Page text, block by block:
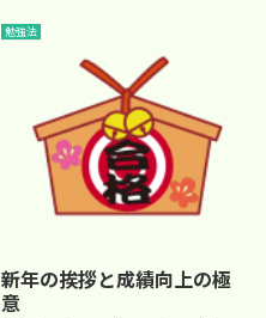
勉強法
新年の挨拶と成績向上の極
意